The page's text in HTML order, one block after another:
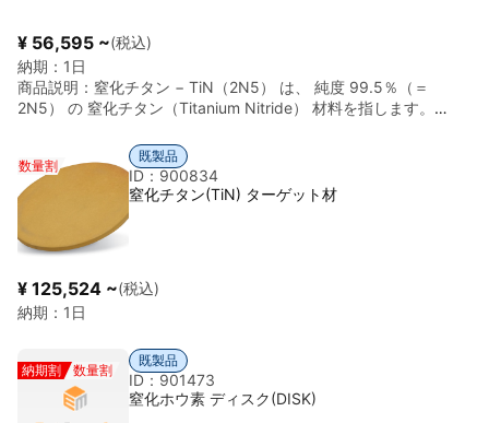
気特性 絶縁体 ・熱衝撃性 非常に優れる ■ 特徴 ・高強度・高
靱性 ・耐摩耗性・耐疲労性 ・優れた耐熱衝撃性 ・軽量
（高比強度） ・耐食性が高い ■ 主な用途 ・ベアリング・転
動体 ・エンジン・タービン部品 ・半導体製造装置部材 ・
の位置づけ ・構造部材向けの標準純度 ・半導体用途では 3N
以上 指定あり ・不純物（酸素・金属元素）管理が重要
¥ 56,595 ~(税込)
納期： 1日
商品説明： 窒化チタン − TiN（2N5） は、 純度 99.5％（＝
2N5） の 窒化チタン（Titanium Nitride） 材料を指します。
・表記例：TiN ≥ 99.5% ■ 窒化チタン（TiN）とは ・化学
式：TiN ・英語名：Titanium Nitride ・分類：遷移金属窒化物
（セラミックス） ・外観：金色の金属光沢（薄膜・焼結体） ■
主な物性（参考値） ・理論密度 約 5.4 g/cm³ ・融点 約
2,950 ℃ ・硬度 非常に高い（Hv 約 2,000） ・電気特性 導
電性あり ・化学安定性 非常に高い ■ 特徴 ・高硬度・耐摩耗
ラミックス ・金色外観で装飾性も高い ■ 主な用途 ・PVD・
CVDコーティング膜 ・切削工具・金型コーティング ・スパッ
拡散バリア層 ■ 2N5グレードの位置づけ ・工業用途向けの標
準純度 ・コーティング・工具用途では十分 ・半導体用途では
3N以上 指定される場合あり
数量割
既製品
ID：900834
窒化チタン(TiN) ターゲット材
¥ 125,524 ~(税込)
納期： 1日
納期割 数量割
既製品
ID：901473
窒化ホウ素 ディスク(DISK)